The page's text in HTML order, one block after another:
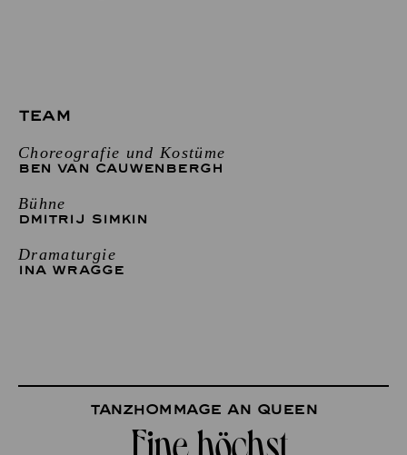
TEAM
Choreografie und Kostüme
BEN VAN CAUWENBERGH
Bühne
DMITRIJ SIMKIN
Dramaturgie
INA WRAGGE
Tanzhommage an Queen
„Eine höchst